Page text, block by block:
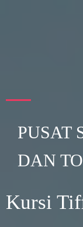
PUSAT
DAN
Kursi